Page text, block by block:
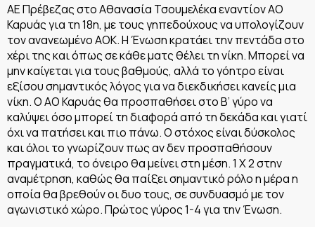
ΑΕ Πρέβεζας στο Αθανασία Τσουμελέκα εναντίον ΑΟ
Καρυάς για τη 18η, με τους γηπεδούχους να υπολογίζουν
τον ανανεωμένο ΑΟΚ. Η Ένωση κρατάει την πεντάδα στο
χέρι της και όπως σε κάθε ματς θέλει τη νίκη. Μπορεί να
μην καίγεται για τους βαθμούς, αλλά το γόητρο είναι
εξίσου σημαντικός λόγος για να διεκδικήσει κανείς μια
νίκη. Ο ΑΟ Καρυάς θα προσπαθήσει στο Β’ γύρο να
καλύψει όσο μπορεί τη διαφορά από τη δεκάδα και γιατί
όχι να πατήσει και πιο πάνω. Ο στόχος είναι δύσκολος
και όλοι το γνωρίζουν πως αν δεν προσπαθήσουν
πραγματικά, το όνειρο θα μείνει στη μέση. 1 Χ 2 στην
αναμέτρηση, καθώς θα παίξει σημαντικό ρόλο η μέρα η
οποία θα βρεθούν οι δυο τους, σε συνδυασμό με τον
αγωνιστικό χώρο. Πρώτος γύρος 1-4 για την Ένωση.